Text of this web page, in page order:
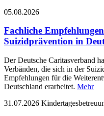
05.08.2026
Fachliche
Suizidprävention in
Der Deutsche Caritasverband
Verbänden, die sich in der
Empfehlungen für die
Deutschland erarbeitet. Mehr
31.07.2026